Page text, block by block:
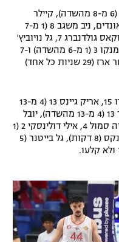
מקס ברוקס 17 (6 מ-8 מהשדה), קיילר
אדוארדס 14, ניק אונגנדה 10 ו-12 ריבאונדים, ניב משגב 8 (1 מ-7
מהשדה) ו-7 אסיסטים, רועי נציה 8, לוקאס גולדנברג 7, גל נויוביץ'
5, קמרון הנרי 4 (2 מ-8 מהשדה), רפי מנקו 3 (1 מ-6 מהשדה) ו-7
ריבאונדים, זיו וייסמן 1, יובל כוכבי ושחר ארז (29 שניות כל אחד)
ווסלי איוונדו 15, אריק גיינס 13 (4 מ-13
מהשדה) ו-7 אסיסטים, יובל הוכשטטר 13 (4 מ-13 מהשדה), יובל
לוין 10 ו-6 ריבאונדים, דור ענבי 7, אייזיה סמול 4, אילי דולינסקי 2 (1
מ-12 מהשדה) ו-7 ריבאונדים. ג'יימס בנקס (8 דקות), גל בייטנר (5